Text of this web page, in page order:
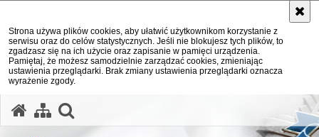
Strona używa plików cookies, aby ułatwić użytkownikom korzystanie z
serwisu oraz do celów statystycznych. Jeśli nie blokujesz tych plików, to
zgadzasz się na ich użycie oraz zapisanie w pamięci urządzenia.
Pamiętaj, że możesz samodzielnie zarządzać cookies, zmieniając
ustawienia przeglądarki. Brak zmiany ustawienia przeglądarki oznacza
wyrażenie zgody.